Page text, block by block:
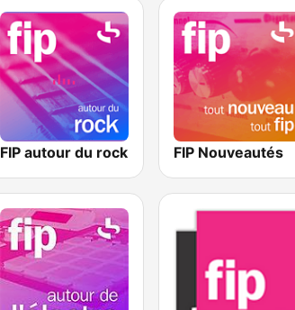
FIP autour du rock FIP Nouveautés